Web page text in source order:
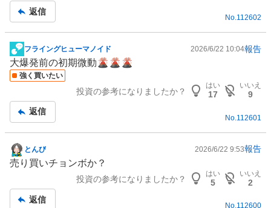
返信
No.112602
掲
示
板
フライングヒューマノイド 2026/6/22 10:04報告
大爆発前の初期微動🌋🌋🌋
強く買いたい
投資の参考になりましたか？
はい
17
いいえ
9
返信
No. 112601
掲
示
とんび 2026/6/22 9:53報告
売り買いチョンボか？
投資の参考になりましたか？
はい
5
いいえ
2
返信
No.112600